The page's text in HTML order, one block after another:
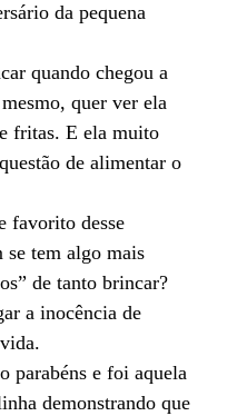
da pequena
quando chegou a
quer ver ela
fritas. E ela muito
de alimentar o
favorito desse
se tem algo mais
de tanto brincar?
a inocência de
parabéns e foi aquela
demonstrando que